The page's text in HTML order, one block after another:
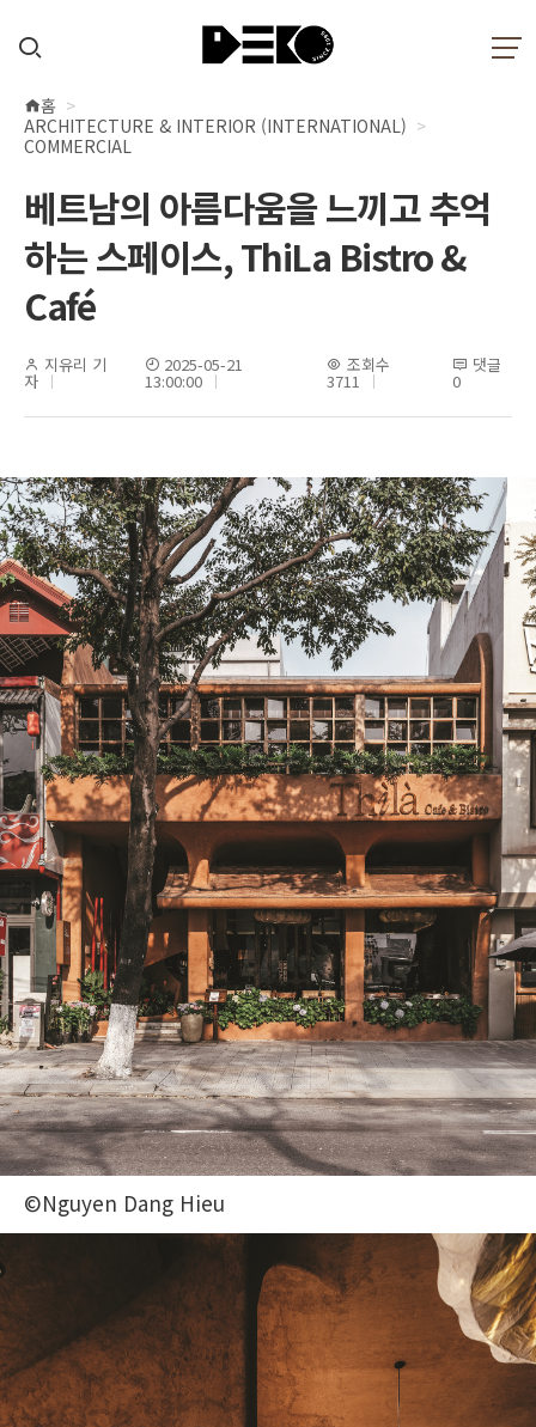
현
재
치
홈
ARCHITECTURE & INTERIOR (INTERNATIONAL)
COMMERCIAL
베트남의 아름다움을 느끼고 추억
하는 스페이스, ThiLa Bistro &
Café
지유리 기
자
2025-05-21
13:00:00
조회수
3711
댓글
0
©Nguyen Dang Hieu